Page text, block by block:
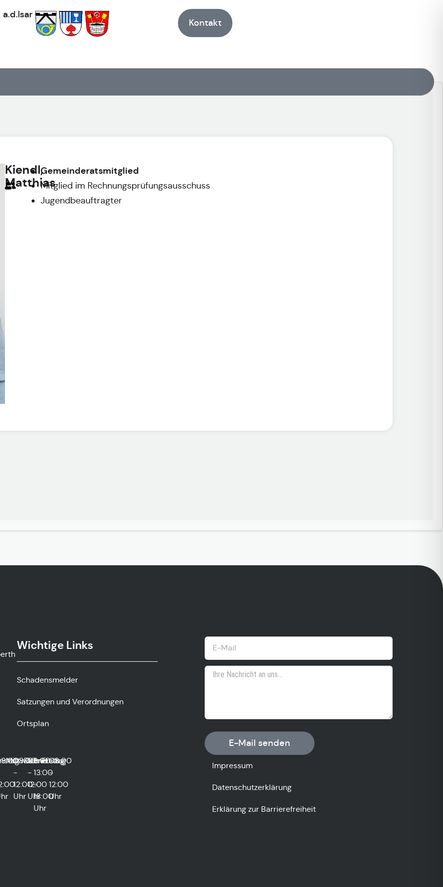
a.d.Isar
Kontakt
Kiendl,
Matthias
Gemeinderatsmitglied
Mitglied im Rechnungsprüfungsausschuss
Jugendbeauftragter
Wichtige Links
Schadensmelder
Satzungen und Verordnungen
Ortsplan
E-Mail senden
Mittwoch
08:00
-
12:00
Uhr
Donnerstag
08:00
-
12:00
Uhr
und
13:00
-
18:00
Uhr
Freitag
08:00
-
12:00
Uhr
Impressum
Datenschutzerklärung
Erklärung zur Barrierefreiheit